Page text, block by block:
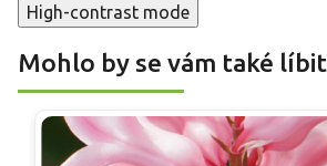
High-contrast mode
Mohlo by se vám také líbit